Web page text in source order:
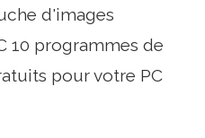
d'images
10 programmes de
pour votre PC